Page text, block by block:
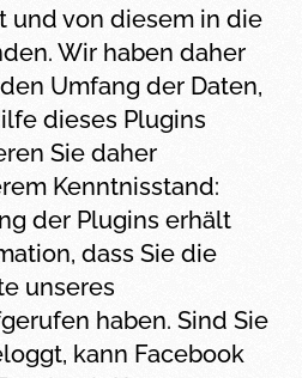
und von diesem in die
Wir haben daher
Umfang der Daten,
dieses Plugins
Sie daher
Kenntnisstand:
der Plugins erhält
dass Sie die
unseres
haben. Sind Sie
kann Facebook